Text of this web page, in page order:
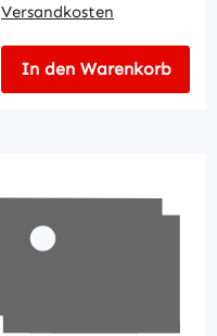
Versandkosten
In den Warenkorb